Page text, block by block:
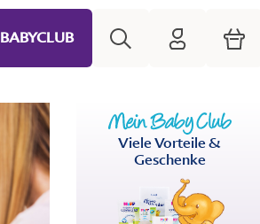
BABYCLUB HiPP Mein
Viele Vorteile &
Geschenke